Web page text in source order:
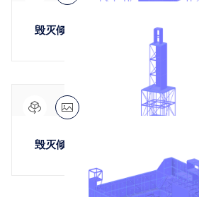
毁灭倾向，级别“水”
毁灭倾向，级别“火”